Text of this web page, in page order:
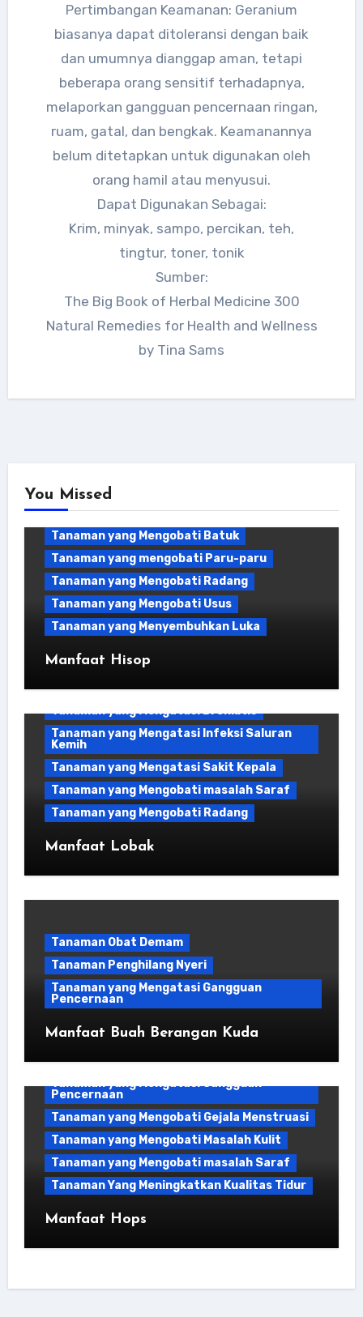
Pertimbangan Keamanan: Geranium
biasanya dapat ditoleransi dengan baik
dan umumnya dianggap aman, tetapi
beberapa orang sensitif terhadapnya,
melaporkan gangguan pencernaan ringan,
ruam, gatal, dan bengkak. Keamanannya
belum ditetapkan untuk digunakan oleh
orang hamil atau menyusui.
Dapat Digunakan Sebagai:
Krim, minyak, sampo, percikan, teh,
tingtur, toner, tonik
Sumber:
The Big Book of Herbal Medicine 300
Natural Remedies for Health and Wellness
by Tina Sams
You Missed
Tanaman Obat Sakit Tenggorokan
Tanaman yang Baik untuk Antivirus
Tanaman yang Mengatasi Hidung Tersumbat
Bakteri
Tanaman yang Mengobati Asma
Tanaman yang Mengobati Batuk
Tanaman yang mengobati Paru-paru
Tanaman yang Mengobati Radang
Tanaman yang Mengobati Usus
Tanaman yang Menyembuhkan Luka
Manfaat Hisop
Tanaman yang Bagus untuk Empedu
Tanaman yang Bagus Untuk Ginjal
Tanaman yang Baik untuk Antivirus
Tanaman yang Membantu Melindungi Hati
Tanaman yang Memiliki Dekongestan yang
Tanaman yang Mendukung Fungsi Hati
Tanaman yang Mengatasi Asam Urat
Tanaman yang Mengatasi Bronkitis
Tanaman yang Mengatasi Infeksi Saluran
Kemih
Tanaman yang Mengatasi Sakit Kepala
Tanaman yang Mengobati masalah Saraf
Tanaman yang Mengobati Radang
Manfaat Lobak
Tanaman Obat Demam
Tanaman Penghilang Nyeri
Tanaman yang Mengatasi Gangguan
Pencernaan
Manfaat Buah Berangan Kuda
Bahan Kuliner
Tanaman yang Mengatasi Gangguan
Pencernaan
Tanaman yang Mengobati Gejala Menstruasi
Tanaman yang Mengobati Masalah Kulit
Tanaman yang Mengobati masalah Saraf
Tanaman Yang Meningkatkan Kualitas Tidur
Manfaat Hops